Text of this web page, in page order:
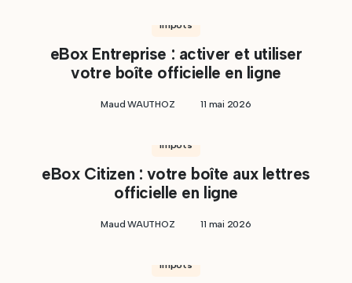
Impôts
eBox Entreprise : activer et utiliser
votre boîte officielle en ligne
Maud WAUTHOZ 11 mai 2026
Impôts
eBox Citizen : votre boîte aux lettres
officielle en ligne
Maud WAUTHOZ 11 mai 2026
Impôts